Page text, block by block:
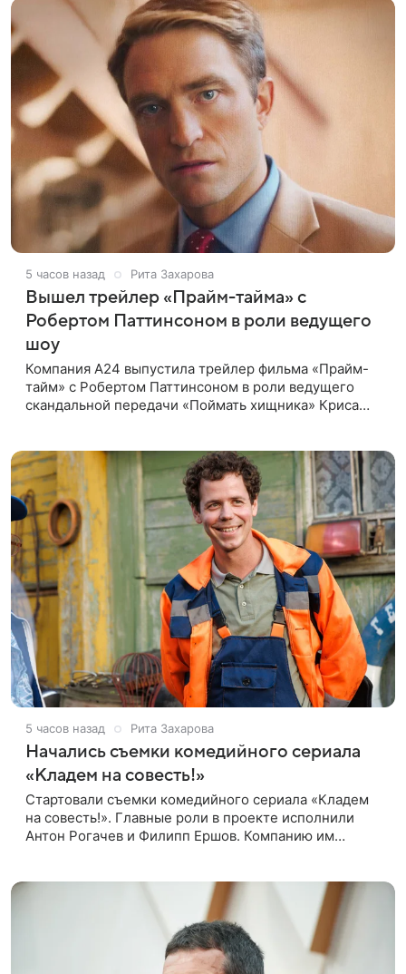
5 часов назад Рита Захарова
Вышел трейлер «Прайм-тайма» с
Робертом Паттинсоном в роли ведущего
шоу
Компания A24 выпустила трейлер фильма «Прайм-
тайм» с Робертом Паттинсоном в роли ведущего
скандальной передачи «Поймать хищника» Криса
5 часов назад Рита Захарова
Начались съемки комедийного сериала
«Кладем на совесть!»
Стартовали съемки комедийного сериала «Кладем
на совесть!». Главные роли в проекте исполнили
Антон Рогачев и Филипп Ершов. Компанию им